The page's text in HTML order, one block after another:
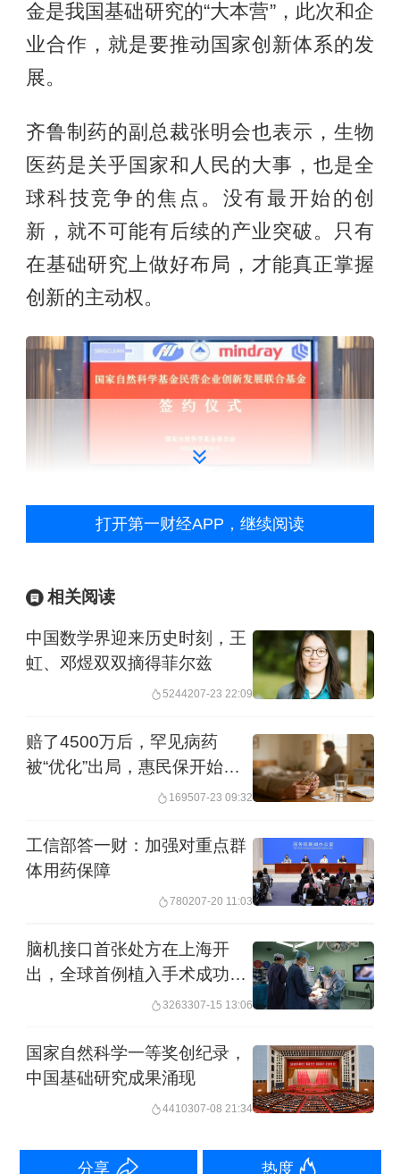
金是我国基础研究的“大本营”，此次和企
业合作，就是要推动国家创新体系的发
展。
齐鲁制药的副总裁张明会也表示，生物
医药是关乎国家和人民的大事，也是全
球科技竞争的焦点。没有最开始的创
新，就不可能有后续的产业突破。只有
在基础研究上做好布局，才能真正掌握
创新的主动权。
据了解，此次合作是国家自然科学基金
联合基金头次深度引入生物医药民营资
本。齐鲁制药将在未来三年里，每年拿
出3000万元，总共9000万元。国家自然
科学基金委员会也会按比例每年配套300
万元，三年总共900万元。双方将建立一
个“企业出题、科研界答题、基金委组织
专家评审”的机制，重点围绕免疫失调、
细胞异常增殖、基因突变、代谢失常和
神经系统疾病等五大领域，支持青年科
学家开展研究。
国家自然科学基金委员会是创新成果
机”，引导民营企业加大基础研究投入，
吸引全国的科研力量，聚焦关键技术领
合。齐鲁制药的加入，不仅会推动生物
打开第一财经APP，继续阅读
相关阅读
中国数学界迎来历史时刻，王
虹、邓煜双双摘得菲尔兹
5244207-23 22:09
赔了4500万后，罕见病药
被“优化”出局，惠民保开始对
169507-23 09:32
工信部答一财：加强对重点群
体用药保障
780207-20 11:03
脑机接口首张处方在上海开
出，全球首例植入手术成功完
3263307-15 13:06
国家自然科学一等奖创纪录，
中国基础研究成果涌现
4410307-08 21:34
分享 热度